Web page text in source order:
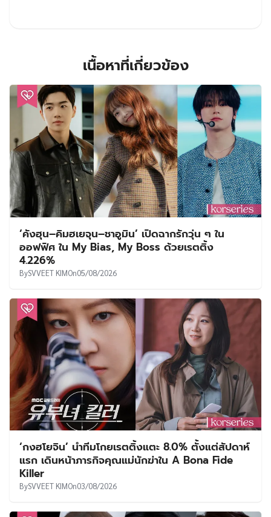
เนื้อหาที่เกี่ยวข้อง
‘คังฮุน–คิมฮเยจุน–ชาอูมิน’ เปิดฉากรักวุ่น ๆ ใน
ออฟฟิศ ใน My Bias, My Boss ด้วยเรตติ้ง
4.226%
BySVVEET KIMOn05/08/2026
‘กงฮโยจิน’ นำทีมโกยเรตติ้งแตะ 8.0% ตั้งแต่สัปดาห์
แรก เดินหน้าภารกิจคุณแม่นักฆ่าใน A Bona Fide
Killer
BySVVEET KIMOn03/08/2026